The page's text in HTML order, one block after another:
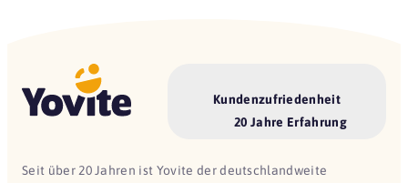
Kundenzufriedenheit
20 Jahre Erfahrung
Seit über 20 Jahren ist Yovite der deutschlandweite